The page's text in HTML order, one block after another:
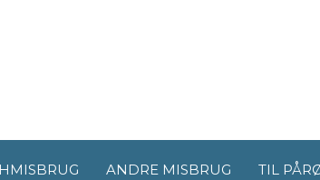
ANDRE MISBRUG TIL